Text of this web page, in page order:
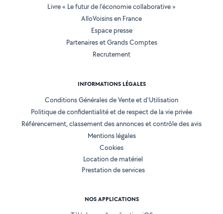
Livre « Le futur de l'économie collaborative »
AlloVoisins en France
Espace presse
Partenaires et Grands Comptes
Recrutement
INFORMATIONS LÉGALES
Conditions Générales de Vente et d'Utilisation
Politique de confidentialité et de respect de la vie privée
Référencement, classement des annonces et contrôle des avis
Mentions légales
Cookies
Location de matériel
Prestation de services
NOS APPLICATIONS